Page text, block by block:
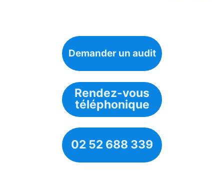
Demander un audit
Rendez-vous
téléphonique
02 52 688 339